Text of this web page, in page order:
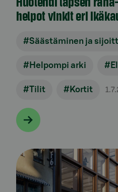
helpot vinkit eri
#Säästäminen ja
#Helpompi arki
#Tilit #Kortit